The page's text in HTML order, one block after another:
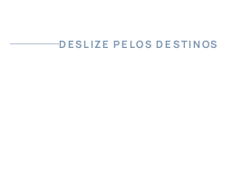
DESLIZE PELOS DESTINOS